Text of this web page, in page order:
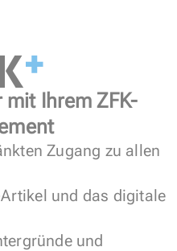
Ihrem ZFK-
Zugang zu allen
und das digitale
und